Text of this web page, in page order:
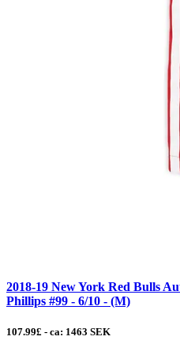
2018-19 New York Red Bulls
Phillips #99 - 6/10 - (M)
107.99£ - ca: 1463 SEK